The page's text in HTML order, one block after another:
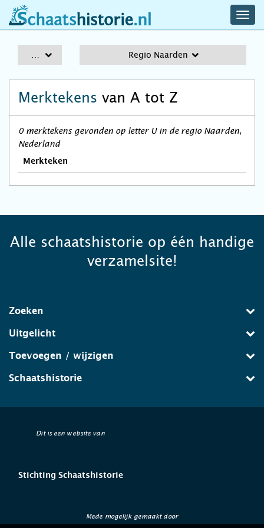
schaatshistorie.nl
Regio Naarden
Merktekens van A tot Z
0 merktekens gevonden op letter U in de regio Naarden,
Nederland
Merkteken
Alle schaatshistorie op één handige
verzamelsite!
Zoeken
Uitgelicht
Toevoegen / wijzigen
Schaatshistorie
Dit is een website van
Stichting Schaatshistorie
Mede mogelijk gemaakt door